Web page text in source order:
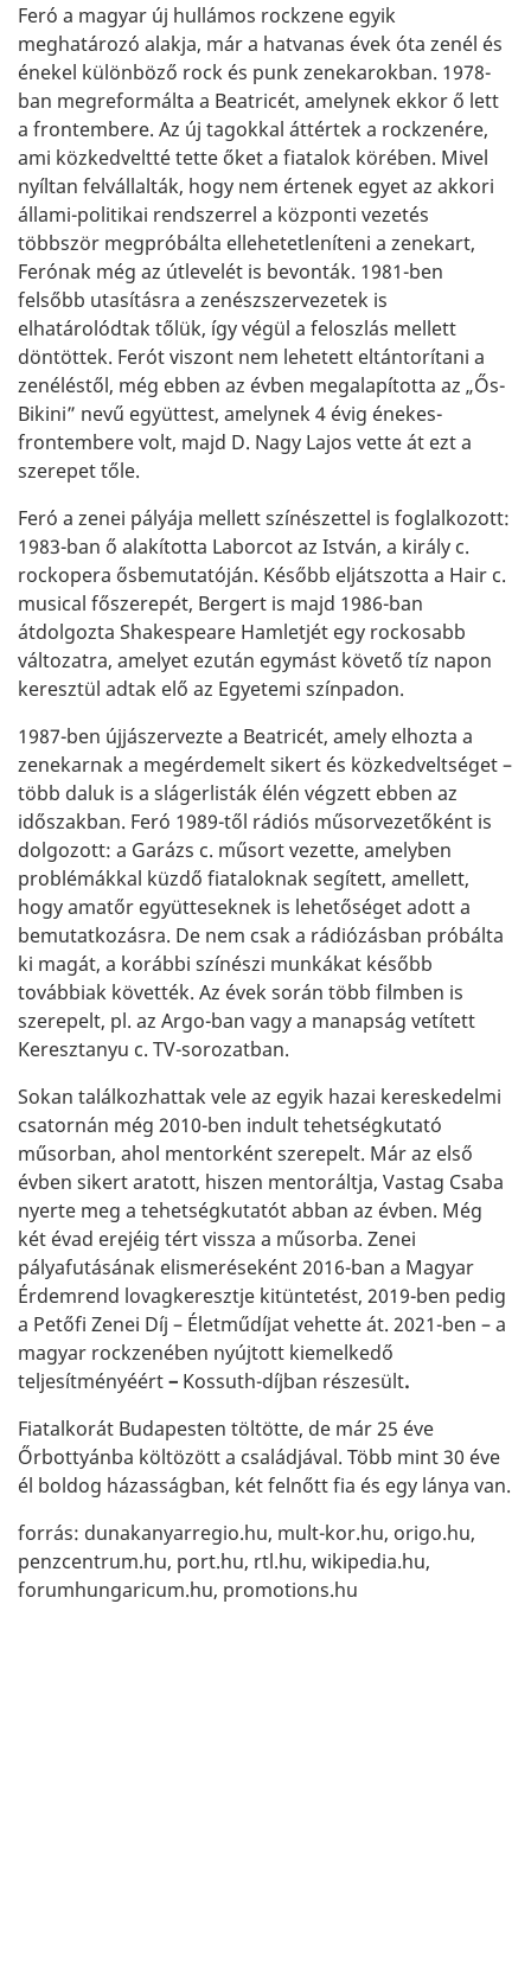
Feró a magyar új hullámos rockzene egyik
meghatározó alakja, már a hatvanas évek óta zenél és
énekel különböző rock és punk zenekarokban. 1978-
ban megreformálta a Beatricét, amelynek ekkor ő lett
a frontembere. Az új tagokkal áttértek a rockzenére,
ami közkedveltté tette őket a fiatalok körében. Mivel
nyíltan felvállalták, hogy nem értenek egyet az akkori
állami-politikai rendszerrel a központi vezetés
többször megpróbálta ellehetetleníteni a zenekart,
Ferónak még az útlevelét is bevonták. 1981-ben
felsőbb utasításra a zenészszervezetek is
elhatárolódtak tőlük, így végül a feloszlás mellett
döntöttek. Ferót viszont nem lehetett eltántorítani a
zenéléstől, még ebben az évben megalapította az „Ős-
Bikini” nevű együttest, amelynek 4 évig énekes-
frontembere volt, majd D. Nagy Lajos vette át ezt a
szerepet tőle.
Feró a zenei pályája mellett színészettel is foglalkozott:
1983-ban ő alakította Laborcot az István, a király c.
rockopera ősbemutatóján. Később eljátszotta a Hair c.
musical főszerepét, Bergert is majd 1986-ban
átdolgozta Shakespeare Hamletjét egy rockosabb
változatra, amelyet ezután egymást követő tíz napon
keresztül adtak elő az Egyetemi színpadon.
1987-ben újjászervezte a Beatricét, amely elhozta a
zenekarnak a megérdemelt sikert és közkedveltséget –
több daluk is a slágerlisták élén végzett ebben az
időszakban. Feró 1989-től rádiós műsorvezetőként is
dolgozott: a Garázs c. műsort vezette, amelyben
problémákkal küzdő fiataloknak segített, amellett,
hogy amatőr együtteseknek is lehetőséget adott a
bemutatkozásra. De nem csak a rádiózásban próbálta
ki magát, a korábbi színészi munkákat később
továbbiak követték. Az évek során több filmben is
szerepelt, pl. az Argo-ban vagy a manapság vetített
Keresztanyu c. TV-sorozatban.
Sokan találkozhattak vele az egyik hazai kereskedelmi
csatornán még 2010-ben indult tehetségkutató
műsorban, ahol mentorként szerepelt. Már az első
évben sikert aratott, hiszen mentoráltja, Vastag Csaba
nyerte meg a tehetségkutatót abban az évben. Még
két évad erejéig tért vissza a műsorba. Zenei
pályafutásának elismeréseként 2016-ban a Magyar
Érdemrend lovagkeresztje kitüntetést, 2019-ben pedig
a Petőfi Zenei Díj – Életműdíjat vehette át. 2021-ben – a
magyar rockzenében nyújtott kiemelkedő
teljesítményéért– Kossuth-díjban részesült.
Fiatalkorát Budapesten töltötte, de már 25 éve
Őrbottyánba költözött a családjával. Több mint 30 éve
él boldog házasságban, két felnőtt fia és egy lánya van.
forrás: dunakanyarregio.hu, mult-kor.hu, origo.hu,
penzcentrum.hu, port.hu, rtl.hu, wikipedia.hu,
forumhungaricum.hu, promotions.hu